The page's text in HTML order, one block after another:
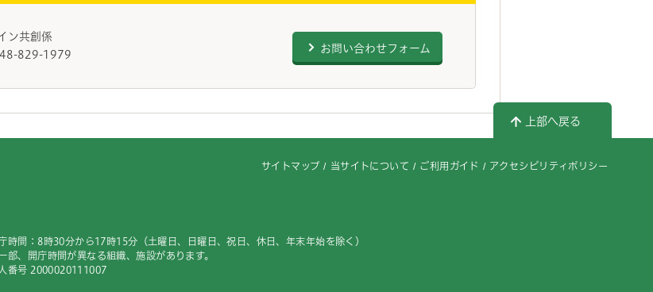
ン共創係
829-1979
お問い合わせフォーム
上部へ戻る
サイトマップ 当サイトについて ご利用ガイド アクセシビリティポリシー
時間：8時30分から17時15分（土曜日、日曜日、祝日、休日、年末年始を除く）
部、開庁時間が異なる組織、施設があります。
番号 2000020111007